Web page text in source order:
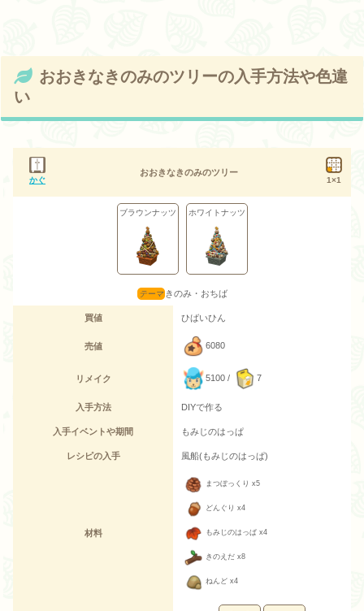
おおきなきのみのツリーの入手方法や色違
い
かぐ
おおきなきのみのツリー
1×1
ブラウンナッツ ホワイトナッツ
きのみ・おちば
買値 ひばいひん
売値 6080
リメイク 5100 / 7
入手方法 DIYで作る
入手イベントや期間 もみじのはっぱ
レシピの入手 風船(もみじのはっぱ)
材料
まつぼっくり x5
どんぐり x4
もみじのはっぱ x4
きのえだ x8
ねんど x4